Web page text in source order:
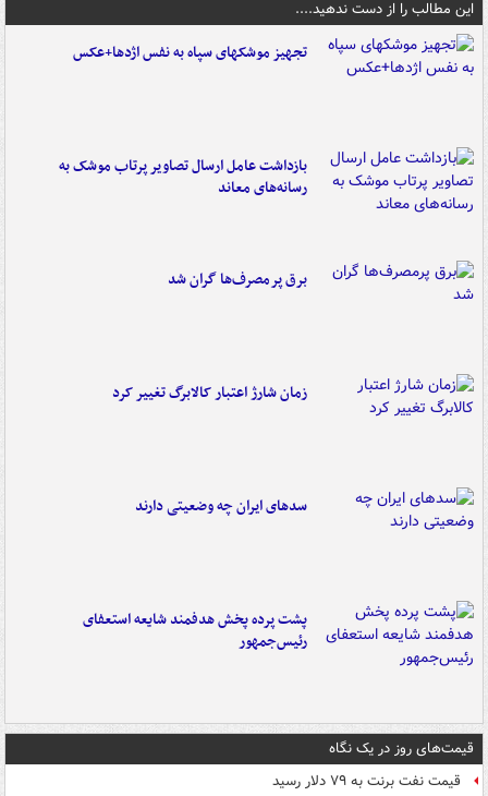
این مطالب را از دست ندهید....
تجهیز موشکهای سپاه به نفس اژدها+عکس
بازداشت عامل ارسال تصاویر پرتاب موشک به
رسانه‌های معاند
برق پرمصرف‌ها گران شد
زمان شارژ اعتبار کالابرگ تغییر کرد
سدهای ایران چه وضعیتی دارند
پشت پرده پخش هدفمند شایعه استعفای
رئیس‌جمهور
قیمت‌های روز در یک نگاه
قیمت نفت برنت به ۷۹ دلار رسید